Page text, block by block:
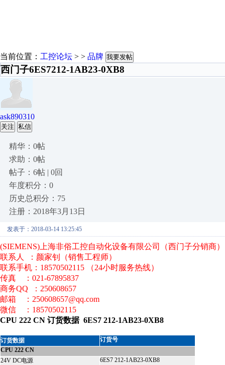
当前位置： 工控论坛 > > 品牌 我要发帖
西门子6ES7212-1AB23-0XB8
ask890310
关注 私信
精华：0帖
求助：0帖
帖子：6帖 | 0回
年度积分：0
历史总积分：75
注册：2018年3月13日
发表于：2018-03-14 13:25:45
(SIEMENS)上海非俗工控自动化设备有限公司（西门子分销商）
联系人 ：颜家钊（销售工程师）
联系手机：18570502115 （24小时服务热线）
传真 ：021-67895837
商务QQ ：250608657
邮箱 ：250608657@qq.com
微信 ：18570502115
CPU 222 CN 订货数据 6ES7 212-1AB23-0XB8
订货数据
订货号
CPU 222 CN
24V DC电源
6ES7 212-1AB23-0XB8